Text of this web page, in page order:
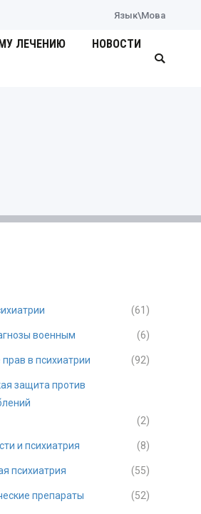
Язык\Мова
ЛЕЧЕНИЮ НОВОСТИ
Поиск:
(61)
военным (6)
в психиатрии (92)
защита против
(2)
и психиатрия (8)
психиатрия (55)
препараты (52)